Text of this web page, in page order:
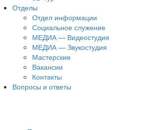
Отделы
Отдел информации
Социальное служение
МЕДИА — Видеостудия
МЕДИА — Звукостудия
Мастерские
Вакансии
Контакты
Вопросы и ответы